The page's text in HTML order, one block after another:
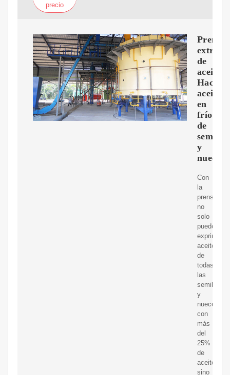
precio
Prensa
de
aceite
Hacer
aceite
en
frío
de
semillas
y
nueces
Con
la
prensa
no
solo
puede
exprimir
aceite
de
todas
las
semillas
y
nueces
con
más
del
25%
de
aceite,
sino